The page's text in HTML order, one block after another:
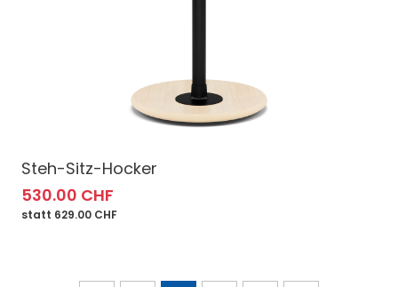
Steh-Sitz-Hocker
530.00 CHF
statt 629.00 CHF